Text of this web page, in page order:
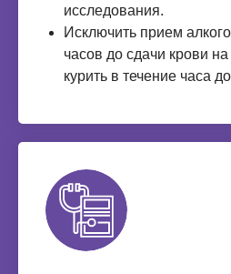
исследования.
Исключить прием
часов до сдачи крови
курить в течение часа